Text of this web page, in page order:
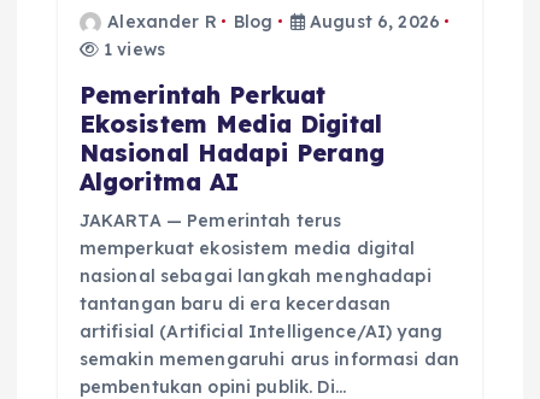
Alexander R Blog
August 6, 2026
1 views
Pemerintah Perkuat
Ekosistem Media Digital
Nasional Hadapi Perang
Algoritma AI
JAKARTA — Pemerintah terus
memperkuat ekosistem media digital
nasional sebagai langkah menghadapi
tantangan baru di era kecerdasan
artifisial (Artificial Intelligence/AI) yang
semakin memengaruhi arus informasi dan
pembentukan opini publik. Di…